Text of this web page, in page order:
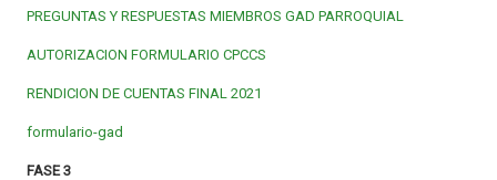
PREGUNTAS Y RESPUESTAS MIEMBROS GAD PARROQUIAL
AUTORIZACION FORMULARIO CPCCS
RENDICION DE CUENTAS FINAL 2021
formulario-gad
FASE 3